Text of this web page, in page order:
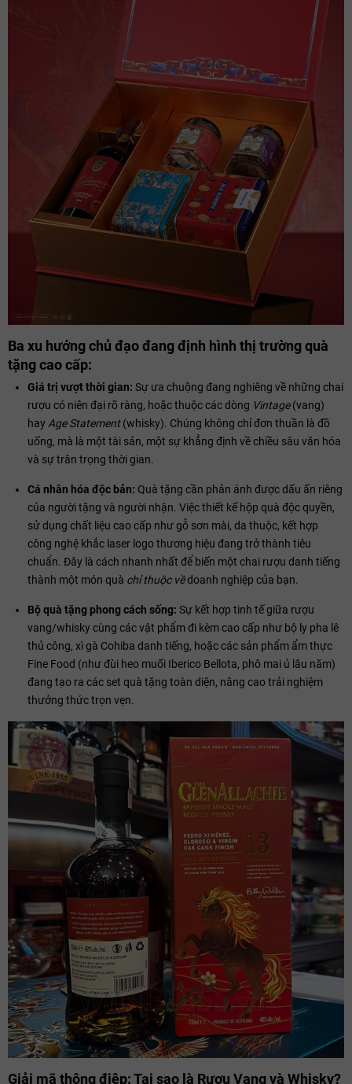
Ba xu hướng chủ đạo đang định hình thị trường quà
tặng cao cấp:
Giá trị vượt thời gian: Sự ưa chuộng đang nghiêng về những chai
rượu có niên đại rõ ràng, hoặc thuộc các dòng Vintage(vang)
hayAge Statement(whisky). Chúng không chỉ đơn thuần là đồ
uống, mà là một tài sản, một sự khẳng định về chiều sâu văn hóa
và sự trân trọng thời gian.
Cá nhân hóa độc bản: Quà tặng cần phản ánh được dấu ấn riêng
của người tặng và người nhận. Việc thiết kế hộp quà độc quyền,
sử dụng chất liệu cao cấp như gỗ sơn mài, da thuộc, kết hợp
công nghệ khắc laser logo thương hiệu đang trở thành tiêu
chuẩn. Đây là cách nhanh nhất để biến một chai rượu danh tiếng
thành một món quà chỉ thuộc vềdoanh nghiệp của bạn.
Bộ quà tặng phong cách sống: Sự kết hợp tinh tế giữa rượu
vang/whisky cùng các vật phẩm đi kèm cao cấp như bộ ly pha lê
thủ công, xì gà Cohiba danh tiếng, hoặc các sản phẩm ẩm thực
Fine Food (như đùi heo muối Iberico Bellota, phô mai ủ lâu năm)
đang tạo ra các set quà tặng toàn diện, nâng cao trải nghiệm
thưởng thức trọn vẹn.
Giải mã thông điệp: Tại sao là Rượu Vang và Whisky?